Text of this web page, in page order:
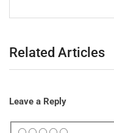
Related Articles
Leave a Reply